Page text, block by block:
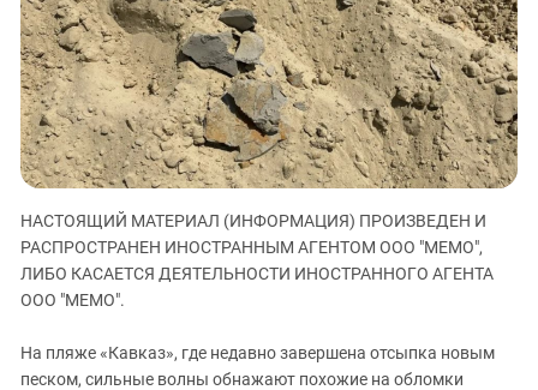
ЗАСТАВЛЯЕТ
КАВКАЗ ЗА ПАЛЕСТИНУ
ИНАКОМЫСЛИЕ В ЧЕЧНЕ
ПРЕСЛЕДОВАНИЕ АКТИВИСТОВ
МОБИЛИЗАЦИЯ И ПРОТЕСТЫ
Дагестан
Ингушетия
Кабардино-Балкария
Калмыкия
Карачаево-Черкесия
Нагорный Карабах
Российская Федерация
Северная Осетия - Алания
НАСТОЯЩИЙ МАТЕРИАЛ (ИНФОРМАЦИЯ) ПРОИЗВЕДЕН И
РАСПРОСТРАНЕН ИНОСТРАННЫМ АГЕНТОМ ООО "МЕМО",
ЛИБО КАСАЕТСЯ ДЕЯТЕЛЬНОСТИ ИНОСТРАННОГО АГЕНТА
ООО "МЕМО".
На пляже «Кавказ», где недавно завершена отсыпка новым
песком, сильные волны обнажают похожие на обломки